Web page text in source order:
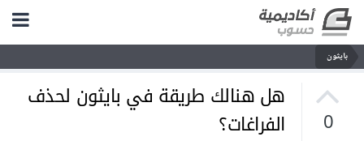
بايثون
0
هل هنالك طريقة في بايثون لحذف
الفراغات؟